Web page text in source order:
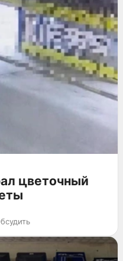
цветочный